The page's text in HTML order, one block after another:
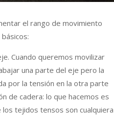
el rango de movimiento
Cuando queremos movilizar
una parte del eje pero la
por la tensión en la otra parte
de cadera: lo que hacemos es
tejidos tensos son cualquiera